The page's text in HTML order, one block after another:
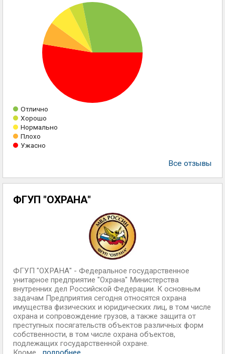
Отлично
Хорошо
Нормально
Плохо
Ужасно
Все отзывы
ФГУП "ОХРАНА"
ФГУП "ОХРАНА" - Федеральное государственное
унитарное предприятие "Охрана" Министерства
внутренних дел Российской Федерации. К основным
задачам Предприятия сегодня относятся охрана
имущества физических и юридических лиц, в том числе
охрана и сопровождение грузов, а также защита от
преступных посягательств объектов различных форм
собственности, в том числе охрана объектов,
подлежащих государственной охране.